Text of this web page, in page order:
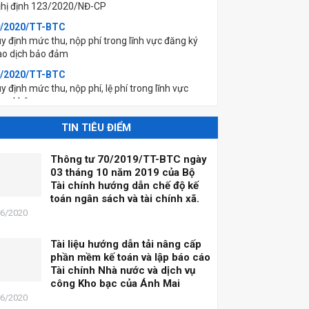
2020/TT-BTC
định mức thu, nộp phí trong lĩnh vực đăng ký
dịch bảo đảm
2020/TT-BTC
định mức thu, nộp phí, lệ phí trong lĩnh vực
không
định mức thu, nộp phí đăng ký (xác nhận) sử
mã số mã vạch nước ngoài và lệ phí sở hữu
2020/TT-BTC
định mức thu, nộp phí thẩm định kỉnh doanh
hoá, dịch vụ hạn chế kinh doanh; hàng hoá,
vụ kinh doanh có đỉều kiện thuộc lĩnh vực
mại và lệ phí cấp Giấy phép thành lập Sở
2020/TT-BTC
định mức thu, nộp phí thẩm định nội dung tài
không kinh doanh để cấp giấy phép xuất bản,
cấp giấy phép nhập khẩu xuất bản phẩm
TIN TIÊU ĐIỂM
Thông tư 70/2019/TT-BTC ngày
03 tháng 10 năm 2019 của Bộ
Tài chính hướng dẫn chế độ kế
toán ngân sách và tài chính xã.
2020
Tài liệu hướng dẫn tải nâng cấp
phần mềm kế toán và lập báo cáo
Tài chính Nhà nước và dịch vụ
công Kho bạc của Ánh Mai
2020